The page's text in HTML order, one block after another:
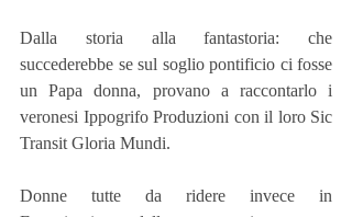
Dalla storia alla fantastoria: che
succederebbe se sul soglio pontificio ci fosse
un Papa donna, provano a raccontarlo i
veronesi Ippogrifo Produzioni con il loro Sic
Transit Gloria Mundi.
Donne tutte da ridere invece in